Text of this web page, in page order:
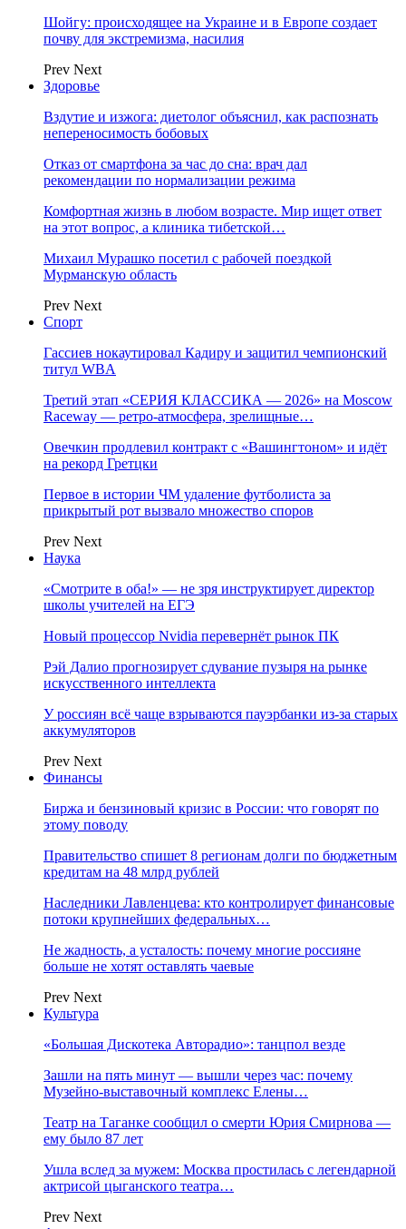
Шойгу: происходящее на Украине и в Европе создает
почву для экстремизма, насилия
Prev Next
Здоровье
Вздутие и изжога: диетолог объяснил, как распознать
непереносимость бобовых
Отказ от смартфона за час до сна: врач дал
рекомендации по нормализации режима
Комфортная жизнь в любом возрасте. Мир ищет ответ
на этот вопрос, а клиника тибетской…
Михаил Мурашко посетил с рабочей поездкой
Мурманскую область
Prev Next
Спорт
Гассиев нокаутировал Кадиру и защитил чемпионский
титул WBA
Третий этап «СЕРИЯ КЛАССИКА — 2026» на Moscow
Raceway — ретро‑атмосфера, зрелищные…
Овечкин продлевил контракт с «Вашингтоном» и идёт
на рекорд Гретцки
Первое в истории ЧМ удаление футболиста за
прикрытый рот вызвало множество споров
Prev Next
Наука
«Смотрите в оба!» — не зря инструктирует директор
школы учителей на ЕГЭ
Новый процессор Nvidia перевернёт рынок ПК
Рэй Далио прогнозирует сдувание пузыря на рынке
искусственного интеллекта
У россиян всё чаще взрываются пауэрбанки из-за старых
аккумуляторов
Prev Next
Финансы
Биржа и бензиновый кризис в России: что говорят по
этому поводу
Правительство спишет 8 регионам долги по бюджетным
кредитам на 48 млрд рублей
Наследники Лавленцева: кто контролирует финансовые
потоки крупнейших федеральных…
Не жадность, а усталость: почему многие россияне
больше не хотят оставлять чаевые
Prev Next
Культура
«Большая Дискотека Авторадио»: танцпол везде
Зашли на пять минут — вышли через час: почему
Музейно-выставочный комплекс Елены…
Театр на Таганке сообщил о смерти Юрия Смирнова —
ему было 87 лет
Ушла вслед за мужем: Москва простилась с легендарной
актрисой цыганского театра…
Prev Next